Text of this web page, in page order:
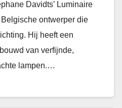
Davidts’ Luminaire
ontwerper die
Hij heeft een
van verfijnde,
lampen.…